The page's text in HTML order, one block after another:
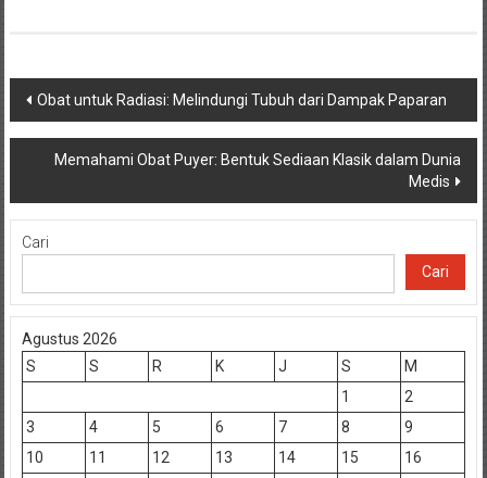
Navigasi
pos
Obat untuk Radiasi: Melindungi Tubuh dari Dampak Paparan
Memahami Obat Puyer: Bentuk Sediaan Klasik dalam Dunia
Medis
Cari
Cari
Agustus 2026
S
S R K J S
M
1
2
3
4 5 6 7 8
9
10
11 12 13 14 15
16